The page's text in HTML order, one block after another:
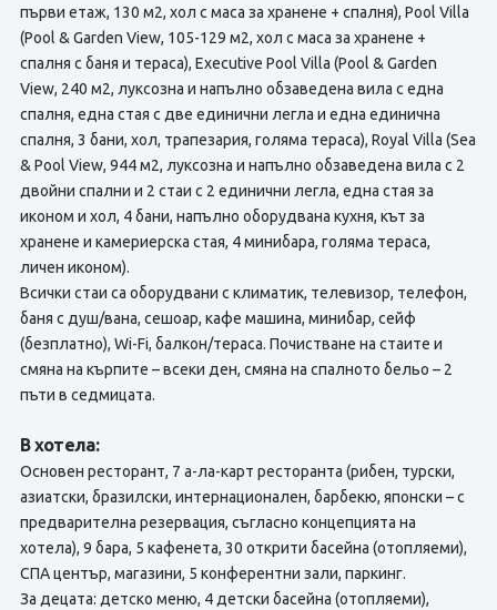
първи етаж, 130 м2, хол с маса за хранене + спалня), Pool Villa
(Pool & Garden View, 105-129 м2, хол с маса за хранене +
спалня с баня и тераса), Executive Pool Villa (Pool & Garden
View, 240 м2, луксозна и напълно обзаведена вила с една
спалня, една стая с две единични легла и една единична
спалня, 3 бани, хол, трапезария, голяма тераса), Royal Villa (Sea
& Pool View, 944 м2, луксозна и напълно обзаведена вила с 2
двойни спални и 2 стаи с 2 единични легла, една стая за
иконом и хол, 4 бани, напълно оборудвана кухня, кът за
хранене и камериерска стая, 4 минибара, голяма тераса,
личен иконом).
Всички стаи са оборудвани с климатик, телевизор, телефон,
баня с душ/вана, сешоар, кафе машина, минибар, сейф
(безплатно), Wi-Fi, балкон/тераса. Почистване на стаите и
смяна на кърпите – всеки ден, смяна на спалното бельо – 2
пъти в седмицата.
В хотела:
Основен ресторант, 7 а-ла-карт ресторанта (рибен, турски,
азиатски, бразилски, интернационален, барбекю, японски – с
предварителна резервация, съгласно концепцията на
хотела), 9 бара, 5 кафенета, 30 открити басейна (отопляеми),
СПА център, магазини, 5 конферентни зали, паркинг.
За децата: детско меню, 4 детски басейна (отопляеми),